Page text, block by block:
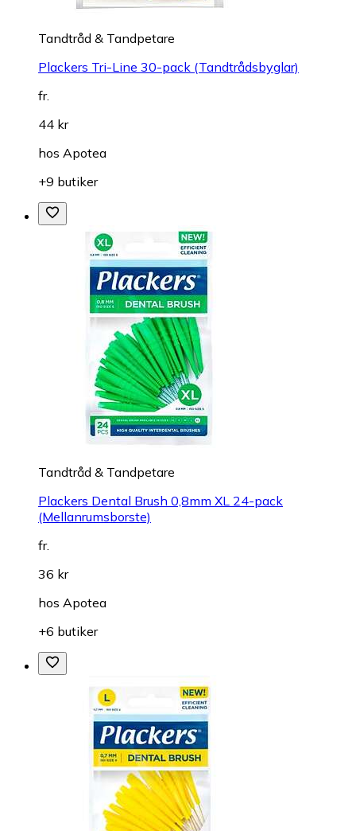
Tandtråd & Tandpetare
Plackers Tri-Line 30-pack (Tandtrådsbyglar)
fr.
44 kr
hos Apotea
+9 butiker
Tandtråd & Tandpetare
Plackers Dental Brush 0,8mm XL 24-pack
(Mellanrumsborste)
fr.
36 kr
hos Apotea
+6 butiker